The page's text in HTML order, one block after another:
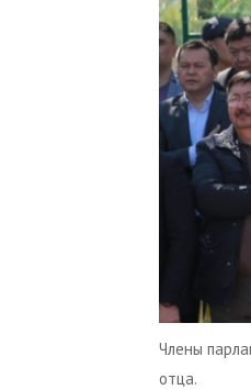
Члены
отца.